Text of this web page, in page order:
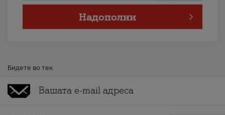
Надополни
Бидете во тек